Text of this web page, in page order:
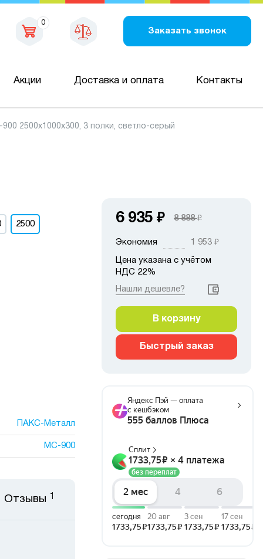
0
Заказать звонок
Акции Доставка и оплата Контакты
2500х1000х300, 3 полки, светло-серый
2500
ПАКС-Металл
МС-900
Отзывы
6 935 ₽ 8 888₽
Экономия 1 953 ₽
Цена указана с учётом
НДС 22%
Нашли дешевле?
В корзину
Быстрый заказ